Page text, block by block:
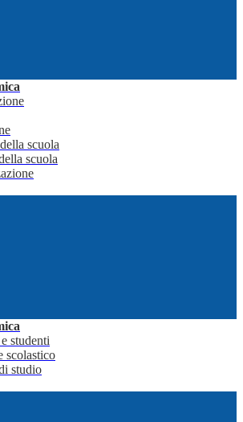
scuola
scuola
studenti
scolastico
studio